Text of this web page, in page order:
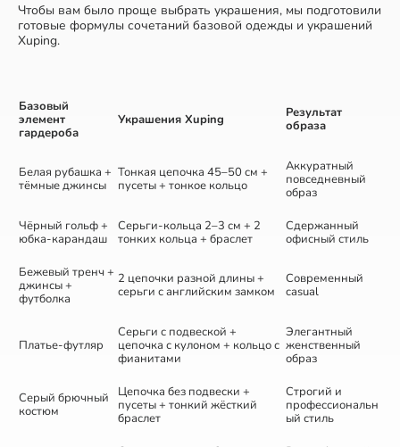
Чтобы вам было проще выбрать украшения, мы подготовили
готовые формулы сочетаний базовой одежды и украшений
Xuping.
Базовый
элемент
гардероба
Украшения Xuping
Результат
образа
Белая рубашка +
тёмные джинсы
Тонкая цепочка 45–50 см +
пусеты + тонкое кольцо
Аккуратный
повседневный
образ
Чёрный гольф +
юбка-карандаш
Серьги-кольца 2–3 см + 2
тонких кольца + браслет
Сдержанный
офисный стиль
Бежевый тренч +
джинсы +
футболка
2 цепочки разной длины +
серьги с английским замком
Современный
casual
Платье-футляр
Серьги с подвеской +
цепочка с кулоном + кольцо с
фианитами
Элегантный
женственный
образ
Серый брючный
костюм
Цепочка без подвески +
пусеты + тонкий жёсткий
браслет
Строгий и
профессиональн
ый стиль